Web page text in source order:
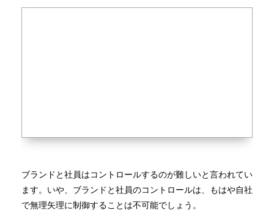
ブランドと社員はコントロールするのが難しいと言われてい
ます。いや、ブランドと社員のコントロールは、もはや自社
で無理矢理に制御することは不可能でしょう。